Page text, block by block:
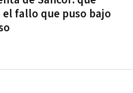
el fallo que puso bajo